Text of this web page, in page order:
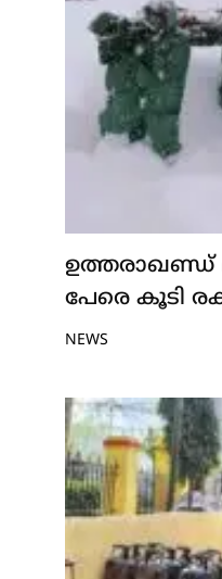
ഉത്തരാഖണ്ഡ്
പേരെ കൂടി
NEWS